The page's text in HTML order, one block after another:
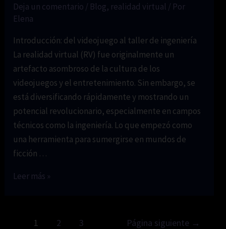
Deja un comentario / Blog, realidad virtual / Por
Elena
Introducción: del videojuego al taller de ingeniería
La realidad virtual (RV) fue originalmente un
artefacto asombroso de la cultura de los
videojuegos y el entretenimiento. Sin embargo, se
está diversificando rápidamente y mostrando un
potencial revolucionario, especialmente en campos
técnicos como la ingeniería. Lo que empezó como
una herramienta para sumergirse en mundos de
ficción …
La
Leer más »
Paginación
1 2 3 Página siguiente →